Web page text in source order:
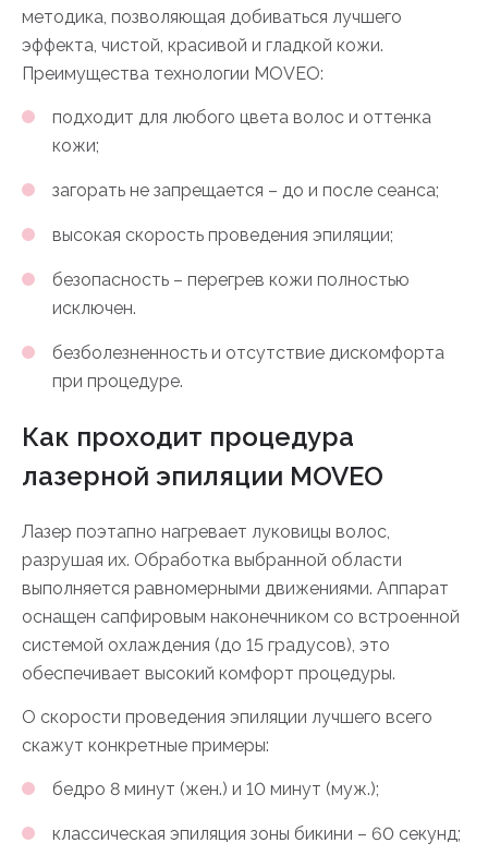
методика, позволяющая добиваться лучшего
эффекта, чистой, красивой и гладкой кожи.
Преимущества технологии MOVEO:
подходит для любого цвета волос и оттенка
кожи;
загорать не запрещается – до и после сеанса;
высокая скорость проведения эпиляции;
безопасность – перегрев кожи полностью
исключен.
безболезненность и отсутствие дискомфорта
при процедуре.
Как проходит процедура
лазерной эпиляции MOVEO
Лазер поэтапно нагревает луковицы волос,
разрушая их. Обработка выбранной области
выполняется равномерными движениями. Аппарат
оснащен сапфировым наконечником со встроенной
системой охлаждения (до 15 градусов), это
обеспечивает высокий комфорт процедуры.
О скорости проведения эпиляции лучшего всего
скажут конкретные примеры:
бедро 8 минут (жен.) и 10 минут (муж.);
классическая эпиляция зоны бикини – 60 секунд;